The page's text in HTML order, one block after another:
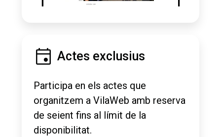
Actes exclusius
Participa en els actes que
organitzem a VilaWeb amb reserva
de seient fins al límit de la
disponibilitat.